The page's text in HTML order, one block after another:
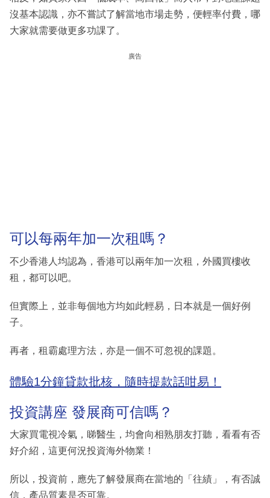
沒基本認識，亦不嘗試了解當地市場走勢，便輕率付費，哪
大家就需要做更多功課了。
廣告
可以每兩年加一次租嗎？
不少香港人均認為，香港可以兩年加一次租，外國買樓收
租，都可以吧。
但實際上，並非每個地方均如此輕易，日本就是一個好例
子。
再者，租霸處理方法，亦是一個不可忽視的課題。
體驗1分鐘貸款批核，隨時提款話咁易！
投資講座 發展商可信嗎？
大家買電視冷氣，睇醫生，均會向相熟朋友打聽，看看有否
好介紹，這更何況投資海外物業！
所以，投資前，應先了解發展商在當地的「往績」，有否誠
信，產品質素是否可靠。